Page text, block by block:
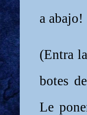
a abajo!
(Entra
botes
Le